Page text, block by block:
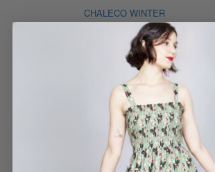
CHALECO WINTER
4 DICIEMBRE, 2022
Amo los